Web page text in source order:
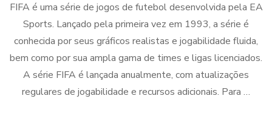
FIFA é uma série de jogos de futebol desenvolvida pela EA
Sports. Lançado pela primeira vez em 1993, a série é
conhecida por seus gráficos realistas e jogabilidade fluida,
bem como por sua ampla gama de times e ligas licenciados.
A série FIFA é lançada anualmente, com atualizações
regulares de jogabilidade e recursos adicionais. Para …